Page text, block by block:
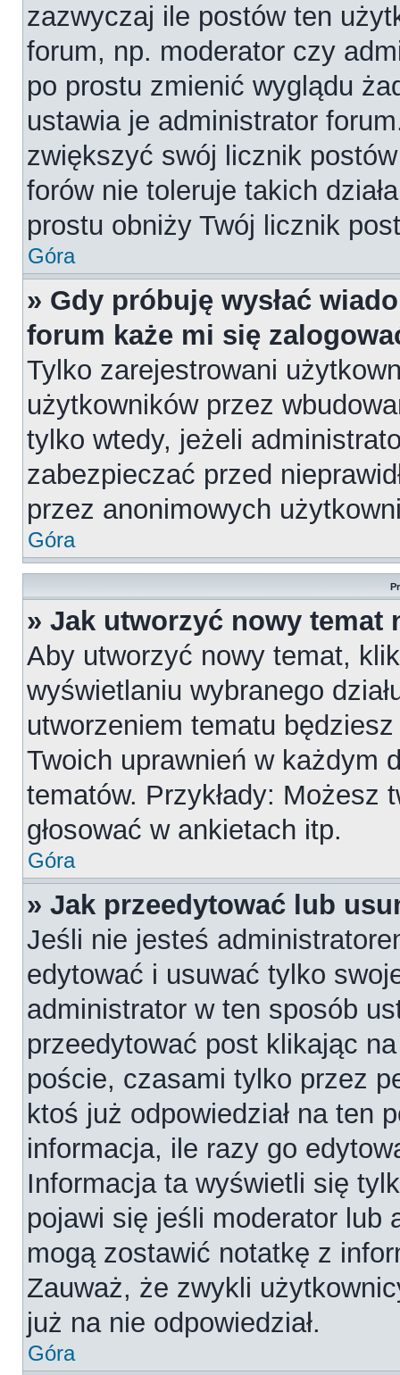
zazwyczaj ile postów ten
forum, np. moderator czy
po prostu zmienić wyglądu
ustawia je administrator
zwiększyć swój licznik
forów nie toleruje takich
prostu obniży Twój licznik
Góra
» Gdy próbuję wysłać
forum każe mi się
Tylko zarejestrowani
użytkowników przez
tylko wtedy, jeżeli
zabezpieczać przed
przez anonimowych
Góra
» Jak utworzyć nowy temat
Aby utworzyć nowy temat,
wyświetlaniu wybranego
utworzeniem tematu
Twoich uprawnień w każdym
tematów. Przykłady: Możesz
głosować w ankietach itp.
Góra
» Jak przeedytować lub
Jeśli nie jesteś
edytować i usuwać tylko
administrator w ten sposób
przeedytować post klikając
poście, czasami tylko przez
ktoś już odpowiedział na ten
informacja, ile razy go
Informacja ta wyświetli się
pojawi się jeśli moderator lub
mogą zostawić notatkę z
Zauważ, że zwykli
już na nie odpowiedział.
Góra